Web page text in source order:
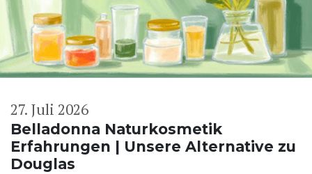
Belladonna Naturkosmetik
Erfahrungen | Unsere Alternative zu
Douglas
27. Juli 2026